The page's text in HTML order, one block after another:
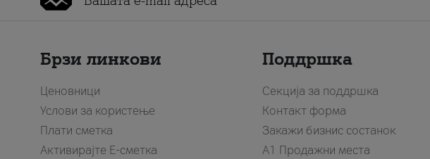
Брзи линкови
Ценовници
Услови за користење
Плати сметка
Активирајте Е-сметка
Поддршка
Секција за поддршка
Контакт форма
Закажи бизнис состанок
A1 Продажни места